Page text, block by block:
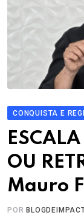
CONQUISTA E
OU
Mauro
POR